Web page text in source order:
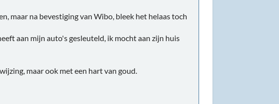
maar na bevestiging van Wibo, bleek het helaas toch
aan mijn auto's gesleuteld, ik mocht aan zijn huis
maar ook met een hart van goud.